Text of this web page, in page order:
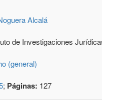
Alcalá
de Investigaciones Jurídicas
(general)
; Páginas: 127